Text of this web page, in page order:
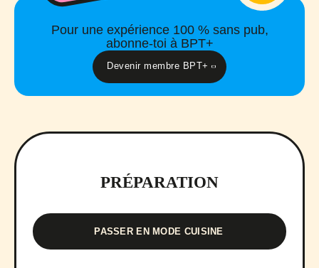
Pour une expérience 100 % sans pub,
abonne-toi à BPT+
Devenir membre BPT+
PRÉPARATION
PASSER EN MODE CUISINE